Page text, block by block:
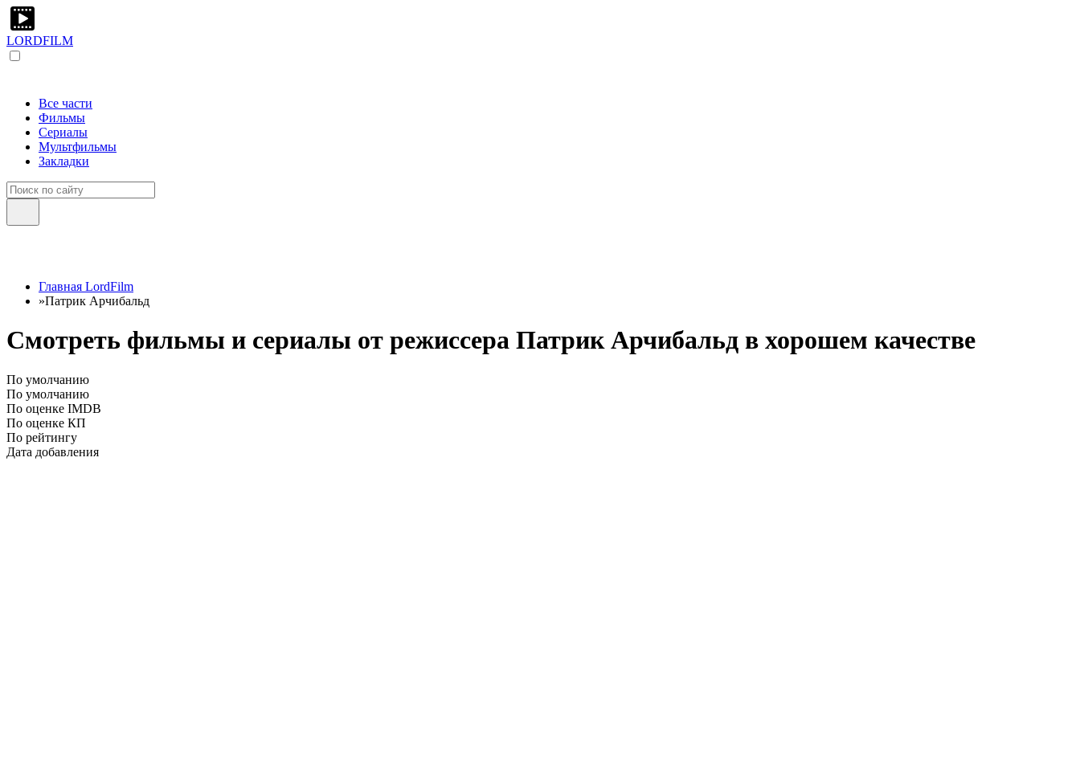
LORDFILM
Все части
Фильмы
Сериалы
Мультфильмы
Закладки
Главная LordFilm
»Патрик Арчибальд
Смотреть фильмы и сериалы от режиссера Патрик Арчибальд в хорошем качестве
По умолчанию
По умолчанию
По оценке IMDB
По оценке КП
По рейтингу
Дата добавления